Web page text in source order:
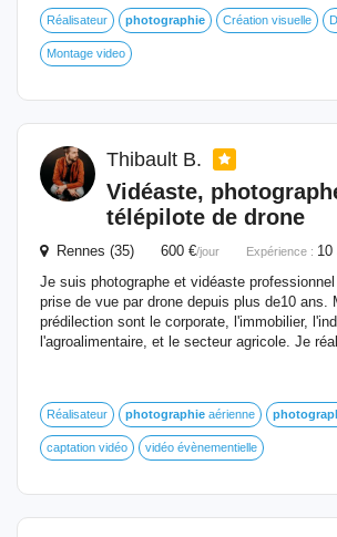
Réalisateur photographie Création visuelle
Montage video
Thibault B.
Vidéaste,
télépilote de drone
Rennes (35) 600 €/jour Expérience : 10
Je suis photographe et vidéaste
prise de vue par drone depuis plus de10 ans.
prédilection sont le corporate, l'immobilier,
l'agroalimentaire, et le secteur agricole. Je
Réalisateur photographie aérienne
captation vidéo vidéo évènementielle